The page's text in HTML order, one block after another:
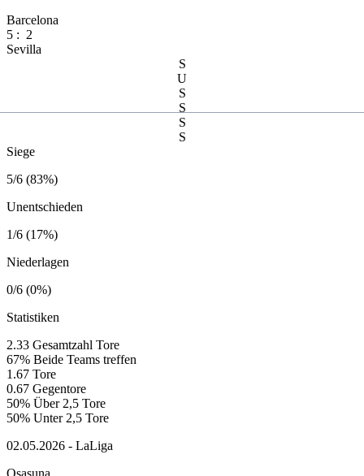
Barcelona
5 : 2
Sevilla
S
U
S
S
S
S
Siege
5/6 (83%)
Unentschieden
1/6 (17%)
Niederlagen
0/6 (0%)
Statistiken
2.33 Gesamtzahl Tore
67% Beide Teams treffen
1.67 Tore
0.67 Gegentore
50% Über 2,5 Tore
50% Unter 2,5 Tore
02.05.2026 - LaLiga
Osasuna